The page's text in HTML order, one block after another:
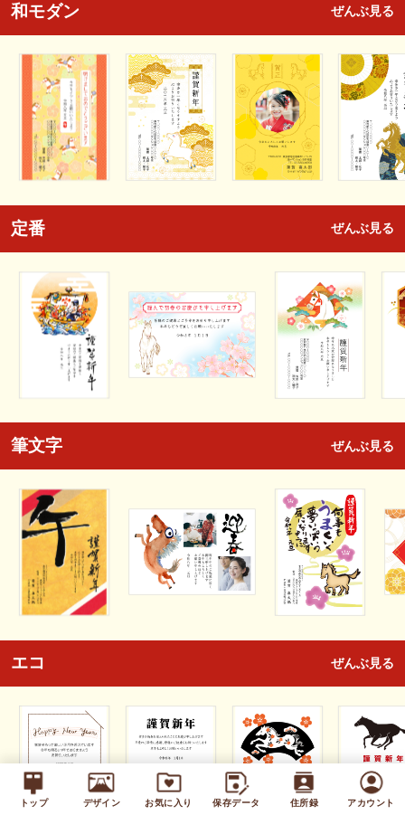
トップ デザイン お気に入り 保存データ 住所録 アカウント
和モダン ぜんぶ見る
定番 ぜんぶ見る
筆文字 ぜんぶ見る
エコ ぜんぶ見る